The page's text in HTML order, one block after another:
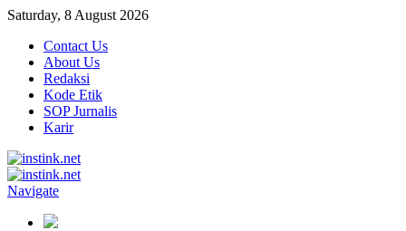
Saturday, 8 August 2026
Contact Us
About Us
Redaksi
Kode Etik
SOP Jurnalis
Karir
Navigate